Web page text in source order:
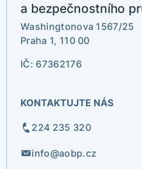
a bezpečnostního
Washingtonova 1567/25
Praha 1, 110 00
IČ: 67362176
KONTAKTUJTE NÁS
224 235 320
info@aobp.cz